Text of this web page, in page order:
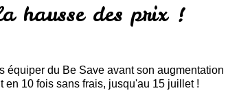
hausse des prix !
équiper du Be Save avant son augmentation
en 10 fois sans frais, jusqu'au 15 juillet !